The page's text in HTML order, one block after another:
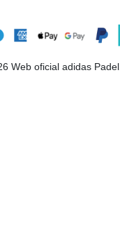
Web oficial adidas Padel.